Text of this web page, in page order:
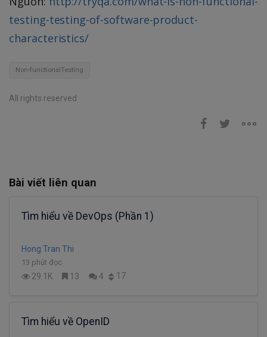
testing-testing-of-software-product-
characteristics/
Non-functionalTesting
All rights reserved
Bài viết liên quan
Tìm hiểu về DevOps (Phần 1)
Hong Tran Thi
13 phút đọc
29.1K 13 4 17
Tìm hiểu về OpenID